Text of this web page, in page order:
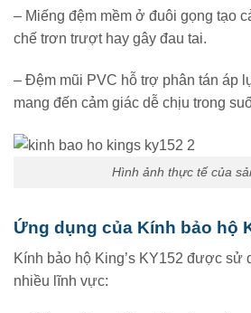
– Miếng đệm mềm ở đuôi gọng tạo
chế trơn trượt hay gây đau tai.
– Đệm mũi PVC hỗ trợ phân tán áp
mang đến cảm giác dễ chịu trong
Hình ảnh thực tế của
Ứng dụng của Kính bảo hộ
Kính bảo hộ King’s KY152 được sử
nhiều lĩnh vực: